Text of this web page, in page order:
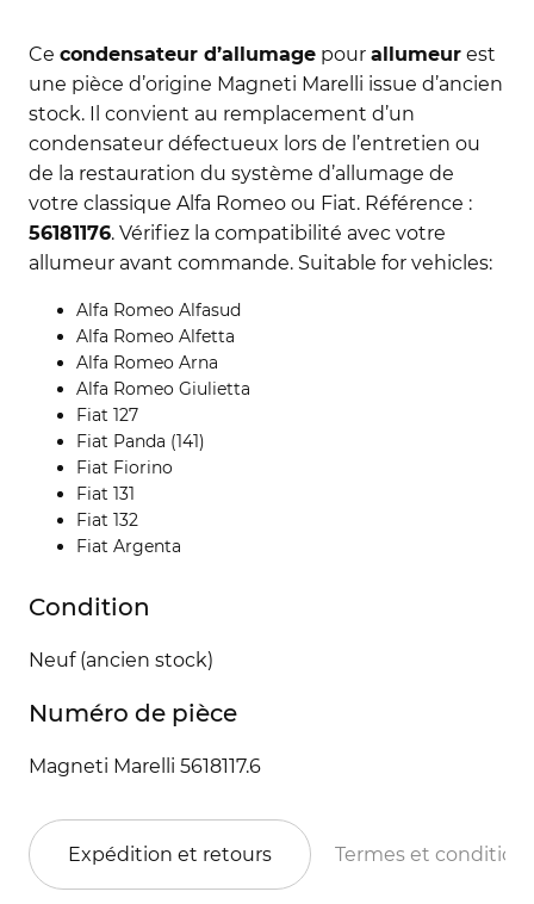
Ce condensateur d’allumage pour allumeur est
une pièce d’origine Magneti Marelli issue d’ancien
stock. Il convient au remplacement d’un
condensateur défectueux lors de l’entretien ou
de la restauration du système d’allumage de
votre classique Alfa Romeo ou Fiat. Référence :
56181176. Vérifiez la compatibilité avec votre
allumeur avant commande. Suitable for vehicles:
Alfa Romeo Alfasud
Alfa Romeo Alfetta
Alfa Romeo Arna
Alfa Romeo Giulietta
Fiat 127
Fiat Panda (141)
Fiat Fiorino
Fiat 131
Fiat 132
Fiat Argenta
Condition
Neuf (ancien stock)
Numéro de pièce
Magneti Marelli 5618117.6
Expédition et retours Termes et